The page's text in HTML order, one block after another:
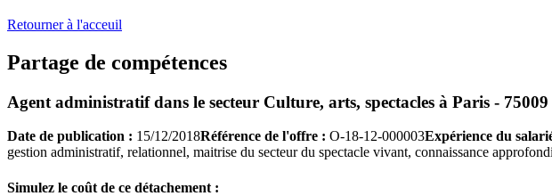
Retourner à l'acceuil
Partage de compétences
Agent administratifdans le secteur Culture, arts, spectacles à Paris - 75009
Date de publication : 15/12/2018Référence de l'offre : O-18-12-000003Expérience du
gestion administratif, relationnel, maitrise du secteur du spectacle vivant, connaissance
Simulez le coût de ce détachement :